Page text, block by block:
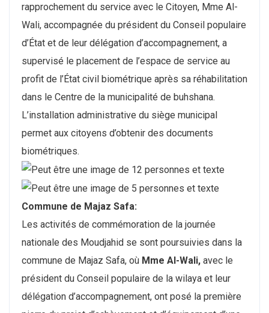
rapprochement du service avec le Citoyen, Mme Al-
Wali, accompagnée du président du Conseil populaire
d’État et de leur délégation d’accompagnement, a
supervisé le placement de l’espace de service au
profit de l’État civil biométrique après sa réhabilitation
dans le Centre de la municipalité de buhshana.
L’installation administrative du siège municipal
permet aux citoyens d’obtenir des documents
biométriques.
Commune de Majaz Safa:
Les activités de commémoration de la journée
nationale des Moudjahid se sont poursuivies dans la
commune de Majaz Safa, où Mme Al-Wali, avec le
président du Conseil populaire de la wilaya et leur
délégation d’accompagnement, ont posé la première